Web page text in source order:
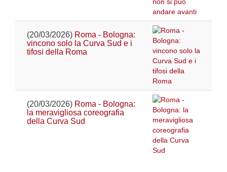
(20/03/2026) Roma - Bologna:
vincono solo la Curva Sud e i
tifosi della Roma
(20/03/2026) Roma - Bologna:
la meravigliosa coreografia
della Curva Sud